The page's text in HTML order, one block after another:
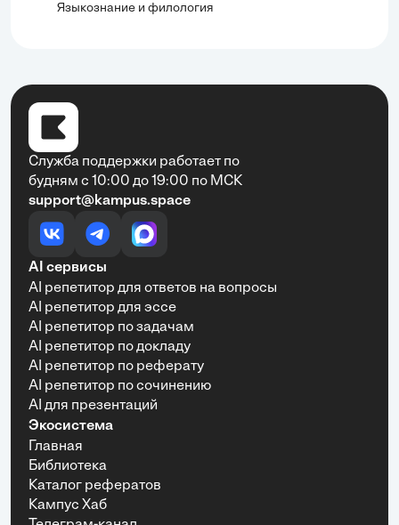
Языкознание и филология
Служба поддержки работает по
будням с 10:00 до 19:00 по МСК
support@kampus.space
AI сервисы
AI репетитор для ответов на вопросы
AI репетитор для эссе
AI репетитор по задачам
AI репетитор по докладу
AI репетитор по реферату
AI репетитор по сочинению
AI для презентаций
Экосистема
Главная
Библиотека
Каталог рефератов
Кампус Хаб